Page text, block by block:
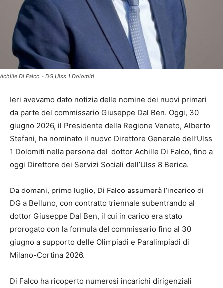
Achille Di Falco - DG Ulss 1 Dolomiti
Ieri avevamo dato notizia delle nomine dei nuovi primari
da parte del commissario Giuseppe Dal Ben. Oggi, 30
giugno 2026, il Presidente della Regione Veneto, Alberto
Stefani, ha nominato il nuovo Direttore Generale dell’Ulss
1 Dolomiti nella persona del dottor Achille Di Falco, fino a
oggi Direttore dei Servizi Sociali dell’Ulss 8 Berica.
Da domani, primo luglio, Di Falco assumerà l’incarico di
DG a Belluno, con contratto triennale subentrando al
dottor Giuseppe Dal Ben, il cui in carico era stato
prorogato con la formula del commissario fino al 30
giugno a supporto delle Olimpiadi e Paralimpiadi di
Milano-Cortina 2026.
Di Falco ha ricoperto numerosi incarichi dirigenziali